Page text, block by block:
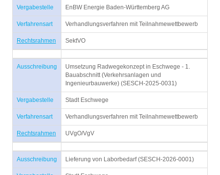
Vergabestelle EnBW Energie Baden-Württemberg AG
Verfahrensart Verhandlungsverfahren mit Teilnahmewettbewerb
Rechtsrahmen SektVO
Ausschreibung
Umsetzung Radwegekonzept in Eschwege - 1.
Bauabschnitt (Verkehrsanlagen und
Ingenieurbauwerke) (SESCH-2025-0031)
Vergabestelle Stadt Eschwege
Verfahrensart Verhandlungsverfahren mit Teilnahmewettbewerb
Rechtsrahmen UVgO/VgV
Ausschreibung Lieferung von Laborbedarf (SESCH-2026-0001)